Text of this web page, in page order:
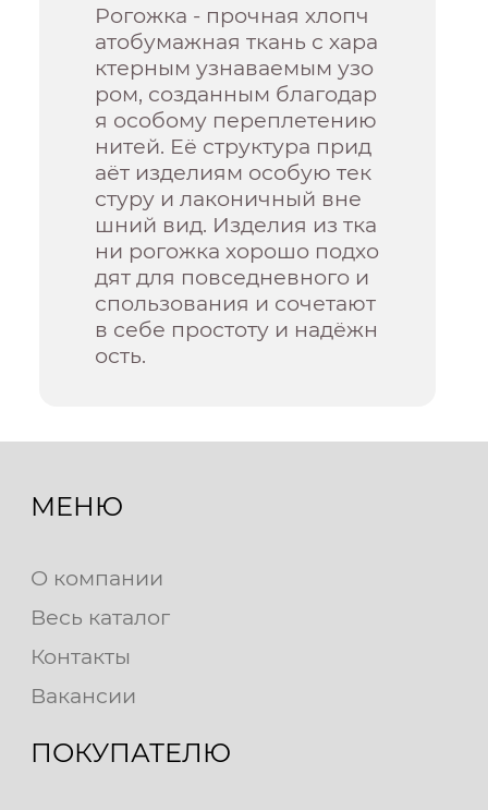
Рогожка - прочная хлопч
атобумажная ткань с хара
ктерным узнаваемым узо
ром, созданным благодар
я особому переплетению
нитей. Её структура прид
аёт изделиям особую тек
стуру и лаконичный вне
шний вид. Изделия из тка
ни рогожка хорошо подхо
дят для повседневного и
спользования и сочетают
в себе простоту и надёжн
ость.
МЕНЮ
О компании
Весь каталог
Контакты
Вакансии
ПОКУПАТЕЛЮ